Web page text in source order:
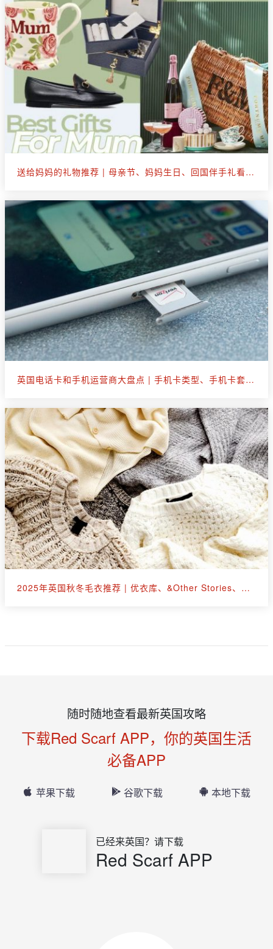
送给妈妈的礼物推荐 | 母亲节、妈妈生日、回国伴手礼看这篇就够了
英国电话卡和手机运营商大盘点 | 手机卡类型、手机卡套餐选购
2025年英国秋冬毛衣推荐 | 优衣库、&Other Stories、拉夫劳伦等30+款
随时随地查看最新英国攻略
下载Red Scarf APP，你的英国生活
必备APP
苹果下载 谷歌下载 本地下载
已经来英国？请下载
Red Scarf APP